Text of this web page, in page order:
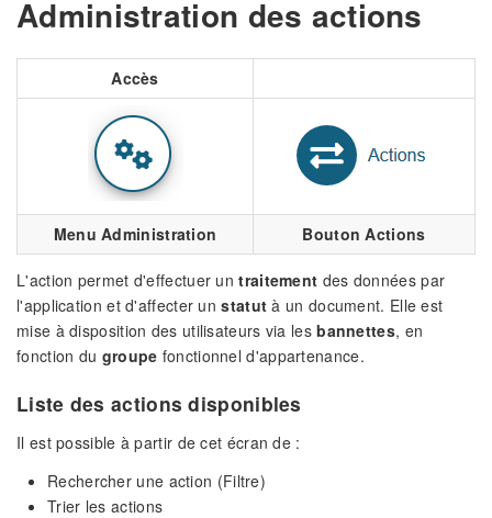
Administration des actions
Accès
Menu Administration Bouton Actions
L'action permet d'effectuer untraitement des données par
l'application et d'affecter unstatut à un document. Elle est
mise à disposition des utilisateurs via lesbannettes, en
fonction du groupe fonctionnel d'appartenance.
Liste des actions disponibles
Il est possible à partir de cet écran de :
Rechercher une action (Filtre)
Trier les actions